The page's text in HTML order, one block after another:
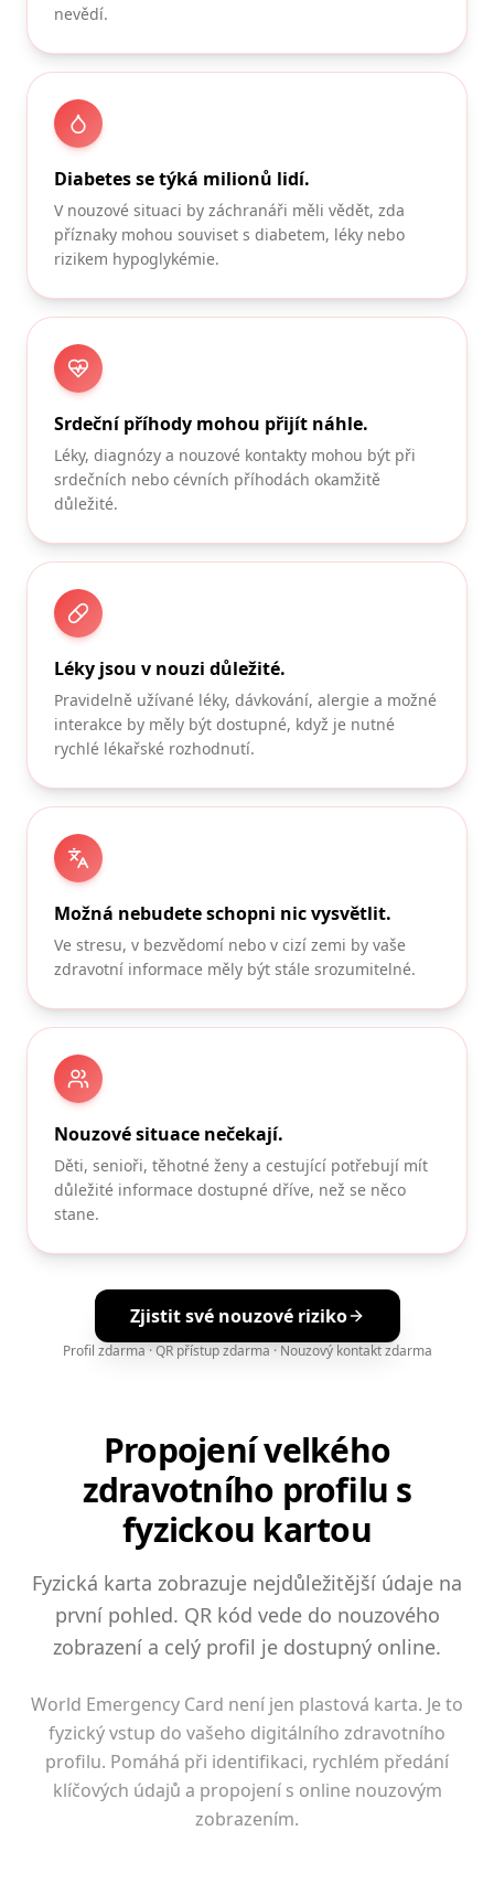
nevědí.
Diabetes se týká milionů lidí.
V nouzové situaci by záchranáři měli vědět, zda
příznaky mohou souviset s diabetem, léky nebo
rizikem hypoglykémie.
Srdeční příhody mohou přijít náhle.
Léky, diagnózy a nouzové kontakty mohou být při
srdečních nebo cévních příhodách okamžitě
důležité.
Léky jsou v nouzi důležité.
Pravidelně užívané léky, dávkování, alergie a možné
interakce by měly být dostupné, když je nutné
rychlé lékařské rozhodnutí.
Možná nebudete schopni nic vysvětlit.
Ve stresu, v bezvědomí nebo v cizí zemi by vaše
zdravotní informace měly být stále srozumitelné.
Nouzové situace nečekají.
Děti, senioři, těhotné ženy a cestující potřebují mít
důležité informace dostupné dříve, než se něco
stane.
Zjistit své nouzové riziko
Profil zdarma · QR přístup zdarma · Nouzový kontakt zdarma
Propojení velkého
zdravotního profilu s
fyzickou kartou
Fyzická karta zobrazuje nejdůležitější údaje na
první pohled. QR kód vede do nouzového
zobrazení a celý profil je dostupný online.
World Emergency Card není jen plastová karta. Je to
fyzický vstup do vašeho digitálního zdravotního
profilu. Pomáhá při identifikaci, rychlém předání
klíčových údajů a propojení s online nouzovým
zobrazením.